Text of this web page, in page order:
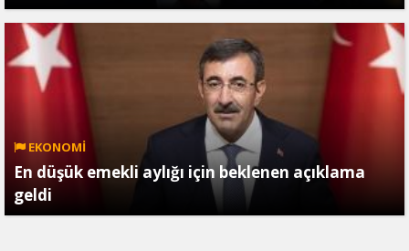
EKONOMİ
En düşük emekli aylığı için beklenen açıklama
geldi